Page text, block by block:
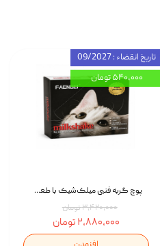
پوچ گربه فنبی میلک‌شیک با طعم مرغ Faenbei Cat Milk Shake Pouch بسته 12 عددی
۳,۴۲۰,۰۰۰ تومان
۲,۸۸۰,۰۰۰ تومان
تاریخ انقضاء : 09/2027
۵۴۰,۰۰۰ تومان